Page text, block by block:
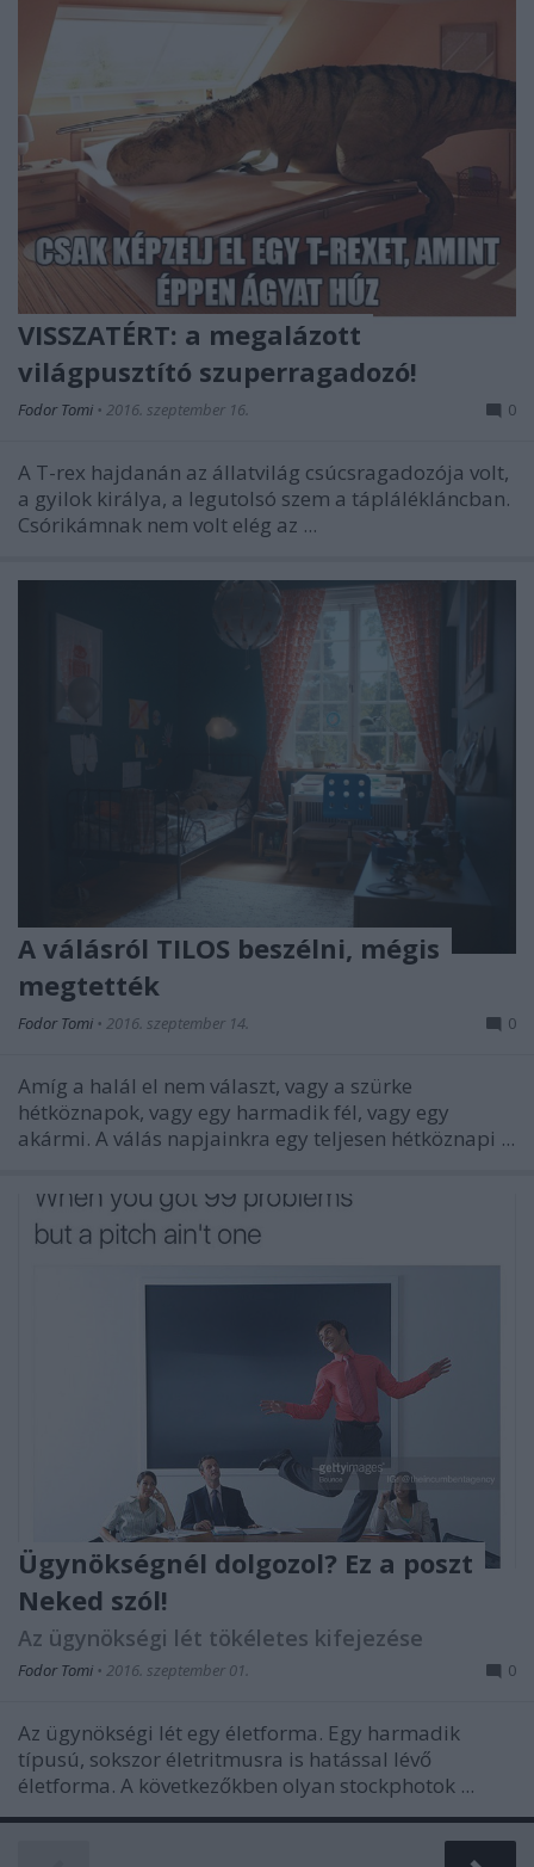
VISSZATÉRT: a megalázott
világpusztító szuperragadozó!
Fodor Tomi • 2016. szeptember 16. 0
A T-rex hajdanán az állatvilág csúcsragadozója volt,
a gyilok királya, a legutolsó szem a táplálékláncban.
Csórikámnak nem volt elég az ...
A válásról TILOS beszélni, mégis
megtették
Fodor Tomi • 2016. szeptember 14. 0
Amíg a halál el nem választ, vagy a szürke
hétköznapok, vagy egy harmadik fél, vagy egy
akármi. A válás napjainkra egy teljesen hétköznapi ...
Ügynökségnél dolgozol? Ez a poszt
Neked szól!
Az ügynökségi lét tökéletes kifejezése
Fodor Tomi • 2016. szeptember 01. 0
Az ügynökségi lét egy életforma. Egy harmadik
típusú, sokszor életritmusra is hatással lévő
életforma. A következőkben olyan stockphotok ...